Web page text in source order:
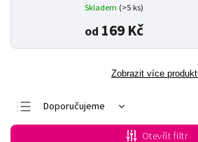
Skladem (>5 ks)
od 169 Kč
Zobrazit více
Doporučujeme
Nejlevnější
Otevřít filtr